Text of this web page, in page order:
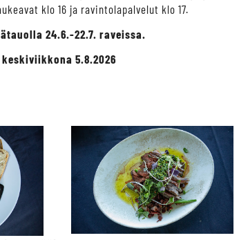
klo 16 ja ravintolapalvelut klo 17.
24.6.-22.7. raveissa.
5.8.2026